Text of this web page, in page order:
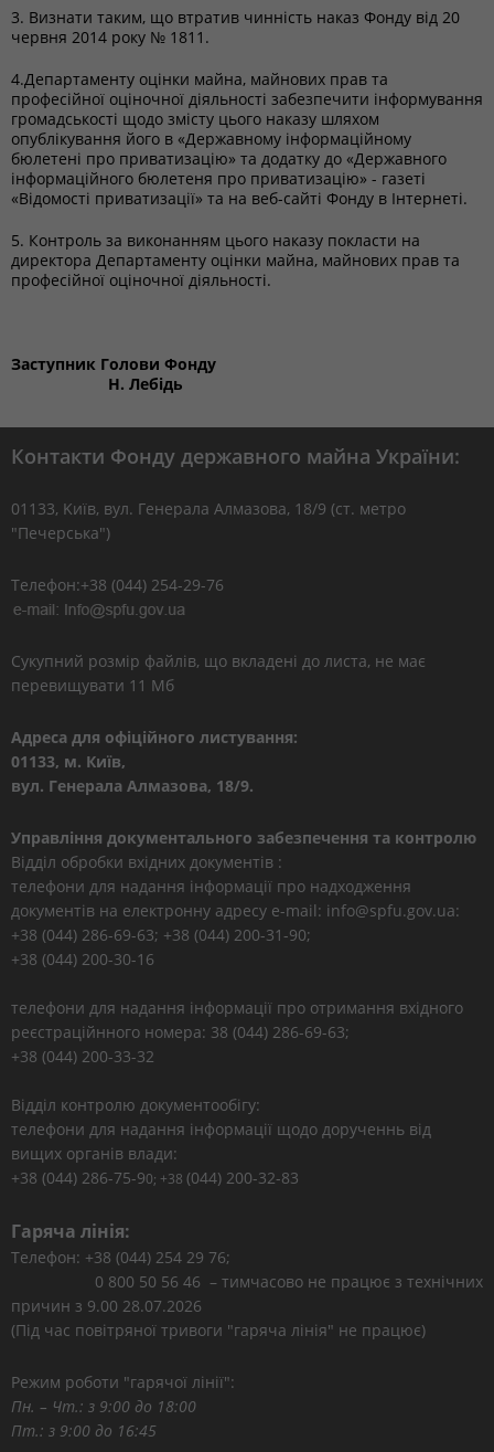
3. Визнати таким, що втратив чинність наказ Фонду від 20
червня 2014 року № 1811.
4.Департаменту оцінки майна, майнових прав та
професійної оціночної діяльності забезпечити інформування
громадськості щодо змісту цього наказу шляхом
опублікування його в «Державному інформаційному
бюлетені про приватизацію» та додатку до «Державного
інформаційного бюлетеня про приватизацію» - газеті
«Відомості приватизації» та на веб-сайті Фонду в Інтернеті.
5. Контроль за виконанням цього наказу покласти на
директора Департаменту оцінки майна, майнових прав та
професійної оціночної діяльності.
Заступник Голови Фонду
Н. Лебідь
Контакти Фонду державного майна України:
01133, Kиїв, вул. Генерала Алмазова, 18/9 (ст. метро
"Печерська")
Телефон:+38 (044) 254-29-76
Сукупний розмір файлів, що вкладені до листа, не має
перевищувати 11 Мб
Адреса для офіційного листування:
01133, м. Київ,
вул. Генерала Алмазова, 18/9.
Управління документального забезпечення та контролю
Відділ обробки вхідних документів :
телефони для надання інформації про надходження
документів на електронну адресу e-mail: info@spfu.gov.ua:
+38 (044) 286-69-63; +38 (044) 200-31-90;
+38 (044) 200-30-16
телефони для надання інформації про отримання вхідного
реєстраційнного номера: 38 (044) 286-69-63;
+38 (044) 200-33-32
Відділ контролю документообігу:
телефони для надання інформації щодо дорученнь від
вищих органів влади:
+38 (044) 286-75-90; +38 (044) 200-32-83
Гаряча лінія:
Телефон: +38 (044) 254 29 76;
0 800 50 56 46 – тимчасово не працює з технічних
причин з 9.00 28.07.2026
(Під час повітряної тривоги "гаряча лінія" не працює)
Режим роботи "гарячої лінії":
Пн. – Чт.: з 9:00 до 18:00
Пт.: з 9:00 до 16:45